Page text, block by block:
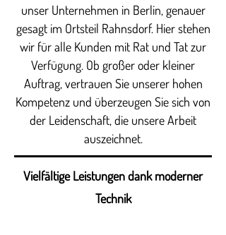
unser Unternehmen in Berlin, genauer
gesagt im Ortsteil Rahnsdorf. Hier stehen
wir für alle Kunden mit Rat und Tat zur
Verfügung. Ob großer oder kleiner
Auftrag, vertrauen Sie unserer hohen
Kompetenz und überzeugen Sie sich von
der Leidenschaft, die unsere Arbeit
auszeichnet.
Vielfältige Leistungen dank moderner
Technik